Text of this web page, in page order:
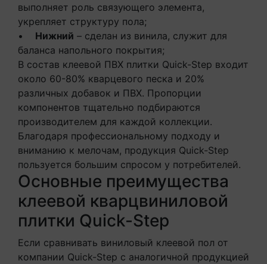
выполняет роль связующего элемента,
укрепляет структуру пола;
• Нижний – сделан из винила, служит для
баланса напольного покрытия;
В состав клеевой ПВХ плитки Quick-Step входит
около 60-80% кварцевого песка и 20%
различных добавок и ПВХ. Пропорции
компонентов тщательно подбираются
производителем для каждой коллекции.
Благодаря профессиональному подходу и
вниманию к мелочам, продукция Quick-Step
пользуется большим спросом у потребителей.
Основные преимущества
клеевой кварцвиниловой
плитки Quick-Step
Если сравнивать виниловый клеевой пол от
компании Quick-Step с аналогичной продукцией